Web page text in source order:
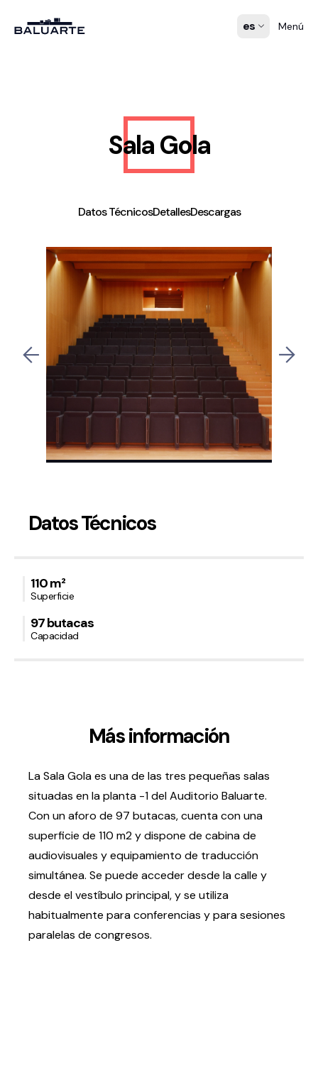
es Menú
Suscríbete a la newsletter
Entradas
Histórico
Organiza
Espacios
Tour Virtual
Servicios
Sala Gola
Datos TécnicosDetallesDescargas
Datos Técnicos
Superficie
110 m²
Capacidad
97 butacas
Más información
La Sala Gola es una de las tres pequeñas salas
situadas en la planta -1 del Auditorio Baluarte.
Con un aforo de 97 butacas, cuenta con una
superficie de 110 m2 y dispone de cabina de
audiovisuales y equipamiento de traducción
simultánea. Se puede acceder desde la calle y
desde el vestíbulo principal, y se utiliza
habitualmente para conferencias y para sesiones
paralelas de congresos.